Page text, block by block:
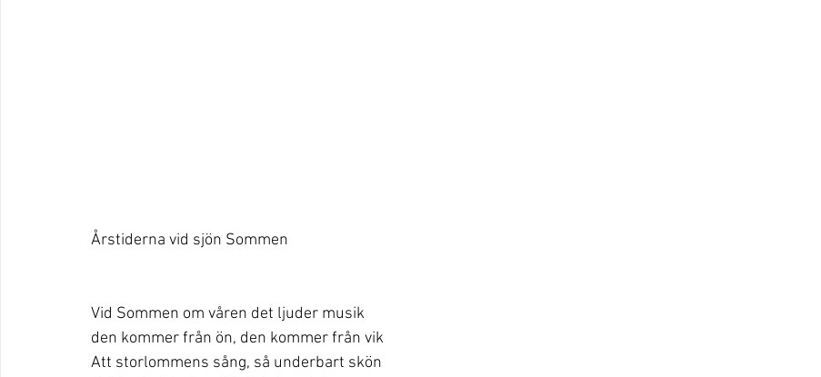
Årstiderna vid sjön Sommen
Vid Sommen om våren det ljuder musik
den kommer från ön, den kommer från vik
Att storlommens sång, så underbart skön